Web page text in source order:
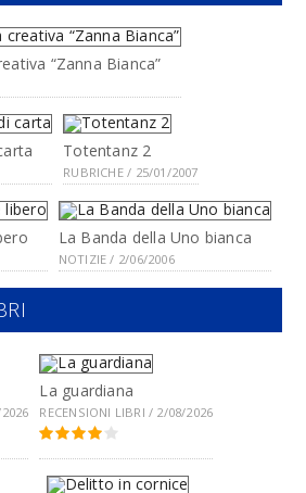
“Zanna Bianca”
Totentanz 2
RUBRICHE / 25/01/2007
La Banda della Uno bianca
NOTIZIE / 2/06/2006
La guardiana
RECENSIONI LIBRI / 2/08/2026